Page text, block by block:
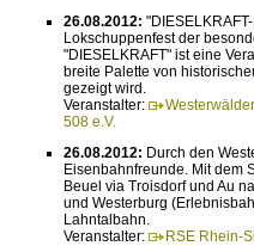
26.08.2012:
Lokschuppenfest der
"DIESELKRAFT" ist eine
breite Palette von
gezeigt wird.
Veranstalter:
508 e.V.
26.08.2012: Durch den
Eisenbahnfreunde. Mit dem
Beuel via Troisdorf und Au
und Westerburg
Lahntalbahn.
Veranstalter:
RSE Rhein-